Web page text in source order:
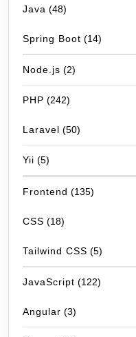
Java (48)
Spring Boot (14)
Node.js (2)
PHP (242)
Laravel (50)
Yii (5)
Frontend (135)
CSS (18)
Tailwind CSS (5)
JavaScript (122)
Angular (3)